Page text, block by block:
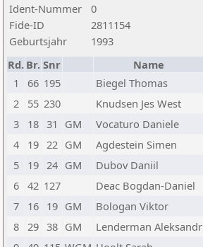
Ident-Nummer
0
Fide-ID
2811154
Geburtsjahr
1993
Rd. Br. Snr Name
1
66 195 Biegel Thomas
2
55 230 Knudsen Jes West
3
18 31 GM Vocaturo Daniele
4
19 22 GM Agdestein Simen
5
19 24 GM Dubov Daniil
6
42 127 Deac Bogdan-Daniel
7
16 19 GM Bologan Viktor
8
29 38 GM Lenderman Aleksandr